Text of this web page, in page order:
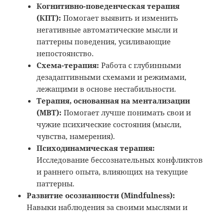
Когнитивно-поведенческая терапия
(КПТ): Помогает выявить и изменить
негативные автоматические мысли и
паттерны поведения, усиливающие
непостоянство.
Схема-терапия: Работа с глубинными
дезадаптивными схемами и режимами,
лежащими в основе нестабильности.
Терапия, основанная на ментализации
(MBT): Помогает лучше понимать свои и
чужие психические состояния (мысли,
чувства, намерения).
Психодинамическая терапия:
Исследование бессознательных конфликтов
и раннего опыта, влияющих на текущие
паттерны.
Развитие осознанности (Mindfulness):
Навыки наблюдения за своими мыслями и